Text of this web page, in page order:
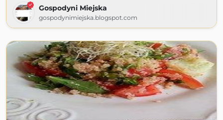
Gospodyni Miejska
gospodynimiejska.blogspot.com